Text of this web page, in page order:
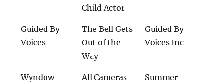
Child Actor
Guided By
Voices
The Bell Gets
Out of the
Way
Guided By
Voices Inc
Wyndow
All Cameras
Summer